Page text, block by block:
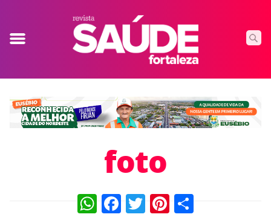
foto
WhatsApp
Facebook
TwitterPinterest